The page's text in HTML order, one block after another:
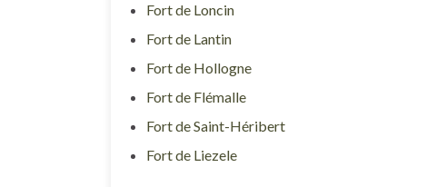
Fort de Loncin
Fort de Lantin
Fort de Hollogne
Fort de Flémalle
Fort de Saint-Héribert
Fort de Liezele